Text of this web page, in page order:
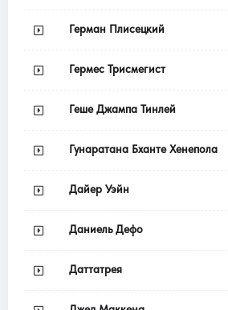
Герман Плисецкий
Гермес Трисмегист
Геше Джампа Тинлей
Гунаратана Бханте Хенепола
Дайер Уэйн
Даниель Дефо
Даттатрея